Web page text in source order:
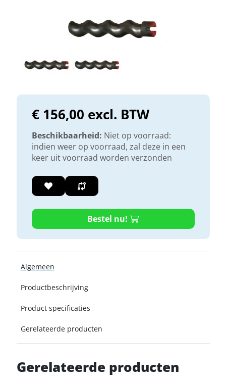
€ 156,00 excl. BTW
Beschikbaarheid: Niet op voorraad:
indien weer op voorraad, zal deze in een
keer uit voorraad worden verzonden
Bestel nu!
Algemeen
Productbeschrijving
Product specificaties
Gerelateerde producten
Gerelateerde producten